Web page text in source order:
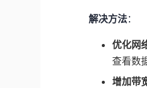
解决方法：
优化网
查看数
增加带